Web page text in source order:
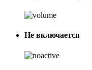
Не включается